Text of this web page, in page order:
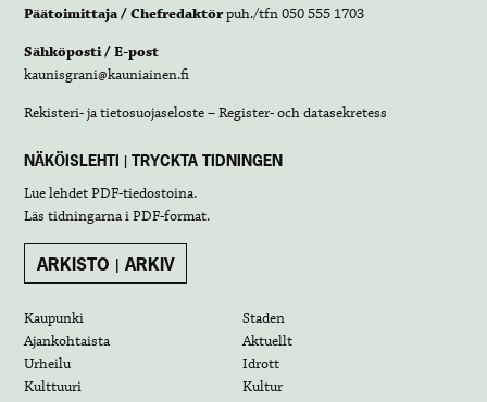
Päätoimittaja / Chefredaktörpuh./tfn 050 555 1703
Sähköposti / E-post
kaunisgrani@kauniainen.fi
Rekisteri- ja tietosuojaseloste – Register- och datasekretess
NÄKÖISLEHTI | TRYCKTA TIDNINGEN
Lue lehdetPDF-tiedostoina.
Läs tidningarna iPDF-format.
ARKISTO | ARKIV
Kaupunki
Staden
Ajankohtaista
Aktuellt
Urheilu
Idrott
Kulttuuri
Kultur